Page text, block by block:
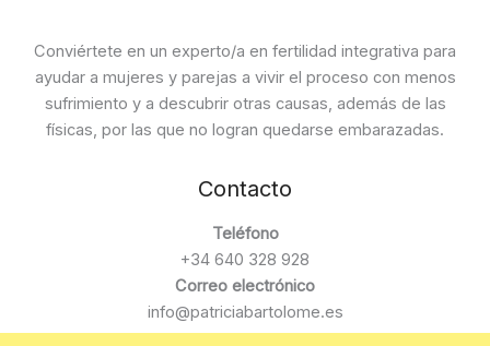
Conviértete en un experto/a en fertilidad integrativa para
ayudar a mujeres y parejas a vivir el proceso con menos
sufrimiento y a descubrir otras causas, además de las
físicas, por las que no logran quedarse embarazadas.
Contacto
Teléfono
+34 640 328 928
Correo electrónico
info@patriciabartolome.es